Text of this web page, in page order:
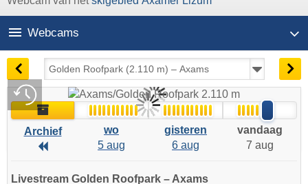
Webcams
Live
14:39 | vandaag 7 aug
Archief
Archief
Archief
wo
5 aug
gisteren
6 aug
vandaag
7 aug
Livestream Golden Roofpark – Axams